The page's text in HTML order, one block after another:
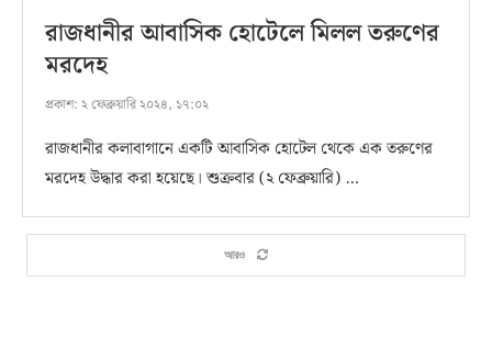
রাজধানীর আবাসিক হোটেলে মিলল তরুণের
মরদেহ
প্রকাশ: ২ ফেব্রুয়ারি ২০২৪, ১৭:০২
রাজধানীর কলাবাগানে একটি আবাসিক হোটেল থেকে এক তরুণের
মরদেহ উদ্ধার করা হয়েছে। শুক্রবার (২ ফেব্রুয়ারি) …
আরও